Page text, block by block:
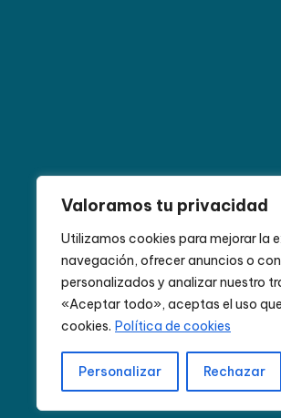
Valoramos tu privacidad
Utilizamos cookies para mejorar la
navegación, ofrecer anuncios o
personalizados y analizar nuestro
«Aceptar todo», aceptas el uso
cookies. Política de cookies
Personalizar Rechazar
Namibia Nepal Núremberg
Ruta del Desierto safaris